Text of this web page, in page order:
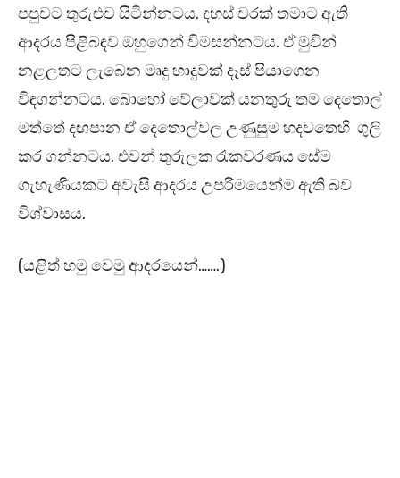
පපුවට තුරුළුව සිටින්නටය. දහස් වරක් තමාට ඇති
ආදරය පිළිබඳව ඔහුගෙන් විමසන්නටය. ඒ මුවින්
නළලතට ලැබෙන මෘදු හාදුවක් දෑස් පියාගෙන
විඳගන්නටය. බොහෝ වේලාවක් යනතුරු තම දෙතොල්
මත්තේ දඟපාන ඒ දෙතොල්වල උණුසුම හදවතෙහි ගුලි
කර ගන්නටය. එවන් තුරුලක රැකවරණය සේම
ගැහැණියකට අවැසි ආදරය උපරිමයෙන්ම ඇති බව
විශ්වාසය.
(යළිත් හමු වෙමු ආදරයෙන්…….)